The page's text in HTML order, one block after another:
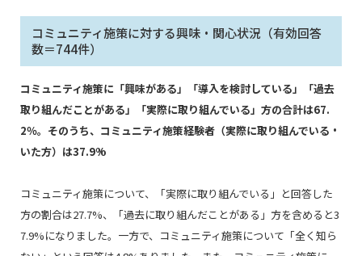
コミュニティ施策に対する興味・関心状況（有効回答
数＝744件）
コミュニティ施策に「興味がある」「導入を検討している」「過去
取り組んだことがある」「実際に取り組んでいる」方の合計は67.
2％。そのうち、コミュニティ施策経験者（実際に取り組んでいる・
いた方）は37.9%
コミュニティ施策について、「実際に取り組んでいる」と回答した
方の割合は27.7%、「過去に取り組んだことがある」方を含めると3
7.9%になりました。一方で、コミュニティ施策について「全く知ら